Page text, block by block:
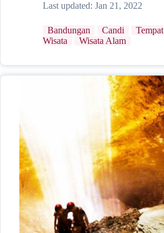
Last updated: Jan 21, 2022
Bandungan Candi
Tempat
Wisata
Wisata Alam